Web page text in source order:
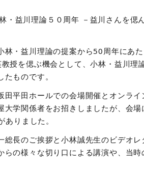
・益川理論５０周年 －益川さんを偲
林・益川理論の提案から50周年にあ
授を偲ぶ機会として、小林・益川理
ものです。
平田ホールでの会場開催とオンライ
学関係者をお招きしましたが、会場
ありました。
長のご挨拶と小林誠先生のビデオレ
の様々な切り口による講演や、当時